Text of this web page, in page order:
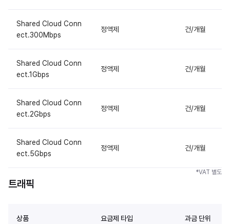
Shared Cloud Conn
ect.300Mbps
정액제 건/개월
Shared Cloud Conn
ect.1Gbps
정액제 건/개월
Shared Cloud Conn
ect.2Gbps
정액제 건/개월
Shared Cloud Conn
ect.5Gbps
정액제 건/개월
*VAT 별도
트래픽
상품 요금제 타입 과금 단위